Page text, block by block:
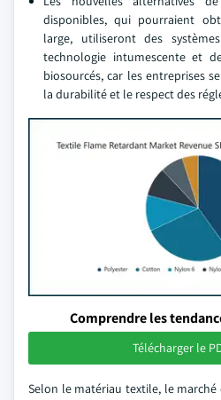
disponibles, qui pourraient
large, utiliseront des
technologie intumescente et
biosourcés, car les entreprises
la durabilité et le respect des
Comprendre les
Télécharger le
Selon le matériau textile, le